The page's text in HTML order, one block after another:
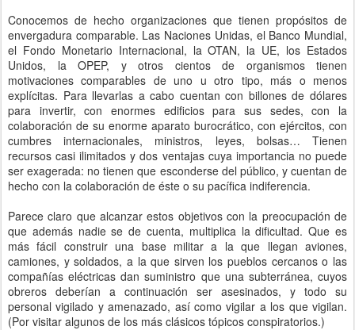
Conocemos de hecho organizaciones que tienen propósitos de
envergadura comparable. Las Naciones Unidas, el Banco Mundial,
el Fondo Monetario Internacional, la OTAN, la UE, los Estados
Unidos, la OPEP, y otros cientos de organismos tienen
motivaciones comparables de uno u otro tipo, más o menos
explícitas. Para llevarlas a cabo cuentan con billones de dólares
para invertir, con enormes edificios para sus sedes, con la
colaboración de su enorme aparato burocrático, con ejércitos, con
cumbres internacionales, ministros, leyes, bolsas… Tienen
recursos casi ilimitados y dos ventajas cuya importancia no puede
ser exagerada: no tienen que esconderse del público, y cuentan de
hecho con la colaboración de éste o su pacífica indiferencia.
Parece claro que alcanzar estos objetivos con la preocupación de
que además nadie se de cuenta, multiplica la dificultad. Que es
más fácil construir una base militar a la que llegan aviones,
camiones, y soldados, a la que sirven los pueblos cercanos o las
compañías eléctricas dan suministro que una subterránea, cuyos
obreros deberían a continuación ser asesinados, y todo su
personal vigilado y amenazado, así como vigilar a los que vigilan.
(Por visitar algunos de los más clásicos tópicos conspiratorios.)